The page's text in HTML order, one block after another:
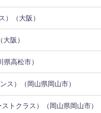
）（大阪）
阪）
県高松市）
ス）（岡山県岡山市）
トクラス）（岡山県岡山市）